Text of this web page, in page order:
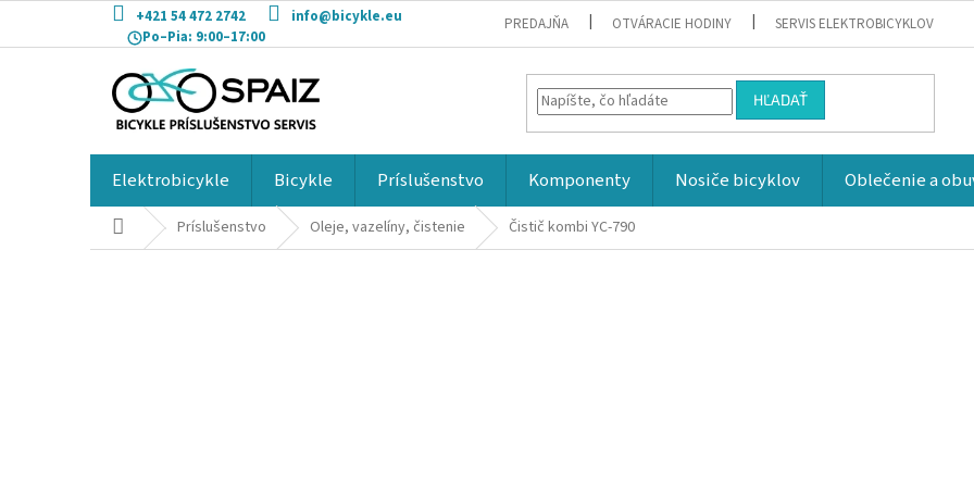
obsah
+421 54 472 2742
info@bicykle.eu
Po–Pia: 9:00–17:00
PREDAJŇA OTVÁRACIE HODINY SERVIS ELEKTROBICYKLOV
HĽADAŤ
Elektrobicykle Bicykle Príslušenstvo Komponenty Nosiče bicyklov Oblečenie a
DomovPríslušenstvo Oleje, vazelíny, čistenie Čistič kombi YC-790